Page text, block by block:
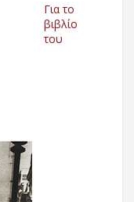
Για το
βιβλίο
του